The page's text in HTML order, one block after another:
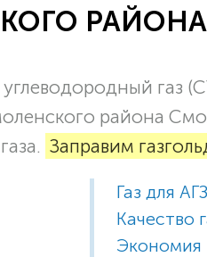
РАЙОНА
газ
района
Заправим
Газ для
Качество
Экономия